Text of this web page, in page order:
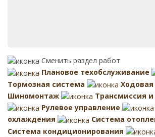
Сменить раздел работ
Плановое техобслуживание
Тормозная система
Ходовая
Шиномонтаж
Трансмиссия
Рулевое управление
охлаждения
Система
Система кондиционирования